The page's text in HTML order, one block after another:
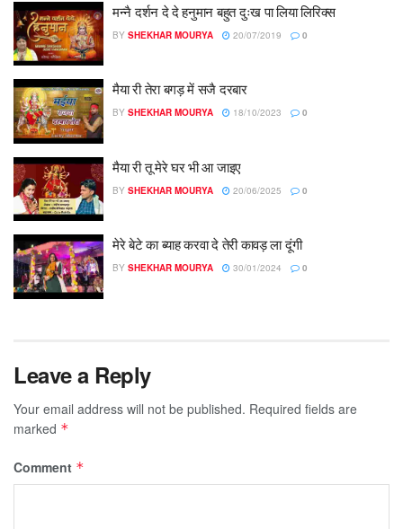
मन्नै दर्शन दे दे हनुमान बहुत दुःख पा लिया लिरिक्स
BY SHEKHAR MOURYA 20/07/2019 0
मैया री तेरा बगड़ में सजै दरबार
BY SHEKHAR MOURYA 18/10/2023 0
मैया री तू मेरे घर भी आ जाइए
BY SHEKHAR MOURYA 20/06/2025 0
मेरे बेटे का ब्याह करवा दे तेरी कावड़ ला दूंगी
BY SHEKHAR MOURYA 30/01/2024 0
Leave a Reply
Your email address will not be published. Required fields are
marked *
Comment *